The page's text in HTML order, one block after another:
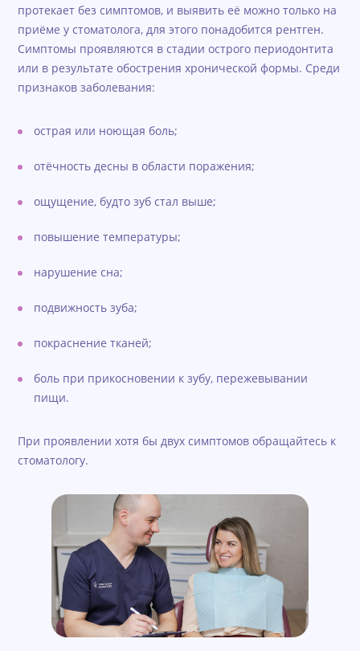
протекает без симптомов, и выявить её можно только на
приёме у стоматолога, для этого понадобится рентген.
Симптомы проявляются в стадии острого периодонтита
или в результате обострения хронической формы. Среди
признаков заболевания:
острая или ноющая боль;
отёчность десны в области поражения;
ощущение, будто зуб стал выше;
повышение температуры;
нарушение сна;
подвижность зуба;
покраснение тканей;
боль при прикосновении к зубу, пережевывании
пищи.
При проявлении хотя бы двух симптомов обращайтесь к
стоматологу.